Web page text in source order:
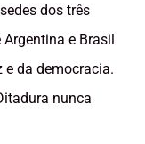
dos três
Argentina e Brasil
da democracia.
nunca